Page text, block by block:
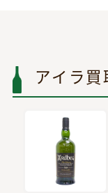
アイラ